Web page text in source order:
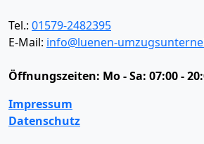
Tel.: 01579-2482395
E-Mail: info@luenen-
Öffnungszeiten: Mo - Sa: 07:00 -
Impressum
Datenschutz